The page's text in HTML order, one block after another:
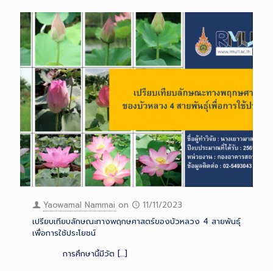
Yaowamal Nammai on
11/11/2023
เปรียบเทียบลักษณะทางพฤกษศาสตร์ของบัวหลวง 4 สายพันธุ์
เพื่อการใช้ประโยชน์
การศึกษานี้มีวัต […]